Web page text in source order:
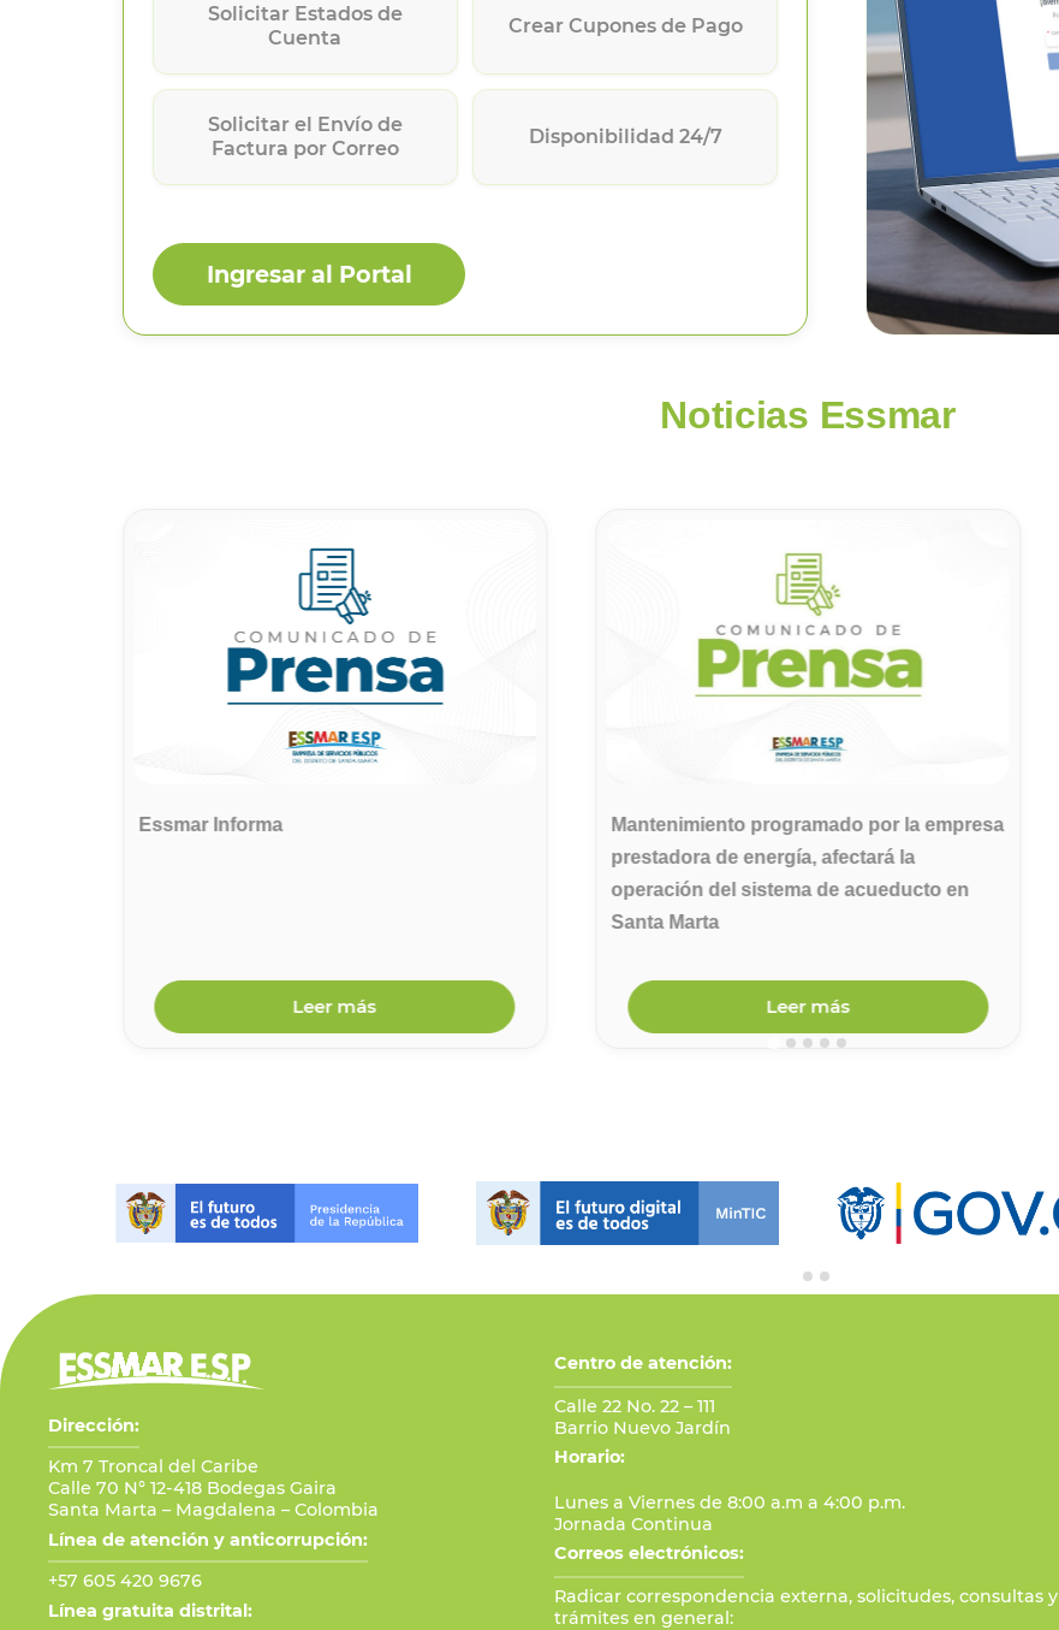
Solicitar Estados de
Cuenta
Crear Cupones de Pago
Solicitar el Envío de
Factura por Correo
Disponibilidad 24/7
Ingresar al Portal
Noticias Essmar
Essmar Informa
Leer más
Mantenimiento programado por la empresa
prestadora de energía, afectará la
operación del sistema de acueducto en
Santa Marta
Leer más
Dirección:
Km 7 Troncal del Caribe
Calle 70 N° 12-418 Bodegas Gaira
Santa Marta – Magdalena – Colombia
Línea de atención y anticorrupción:
+57 605 420 9676
Línea gratuita distrital:
Centro de atención:
Calle 22 No. 22 – 111
Barrio Nuevo Jardín
Horario:
Lunes a Viernes de 8:00 a.m a 4:00 p.m.
Jornada Continua
Correos electrónicos:
Radicar correspondencia externa, solicitudes, consultas y
trámites en general: